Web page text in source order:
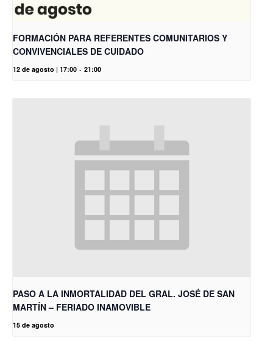
FORMACIÓN PARA REFERENTES COMUNITARIOS Y
CONVIVENCIALES DE CUIDADO
12 de agosto | 17:00 - 21:00
PASO A LA INMORTALIDAD DEL GRAL. JOSÉ DE SAN
MARTÍN – FERIADO INAMOVIBLE
15 de agosto